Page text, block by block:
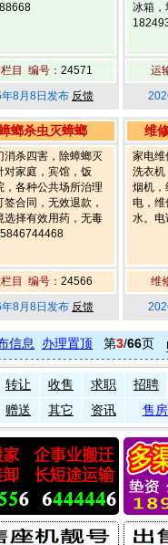
目 编号： 24571
8月8日发布 反馈
冰箱，
运
螂杀虫灭蟑螂
消杀四害，除蟑螂灭
对家庭，宾馆，饭
，各种公共场所治理
签合同，无效退款，
选择有效用药，无毒
目 编号： 24566
8月8日发布 反馈
维
家电维
洗衣机
烟机，
电，维
水。
维
信息 办理置顶 第3/66页
转让 收售 求职
招聘
赠送 其它 资讯 售